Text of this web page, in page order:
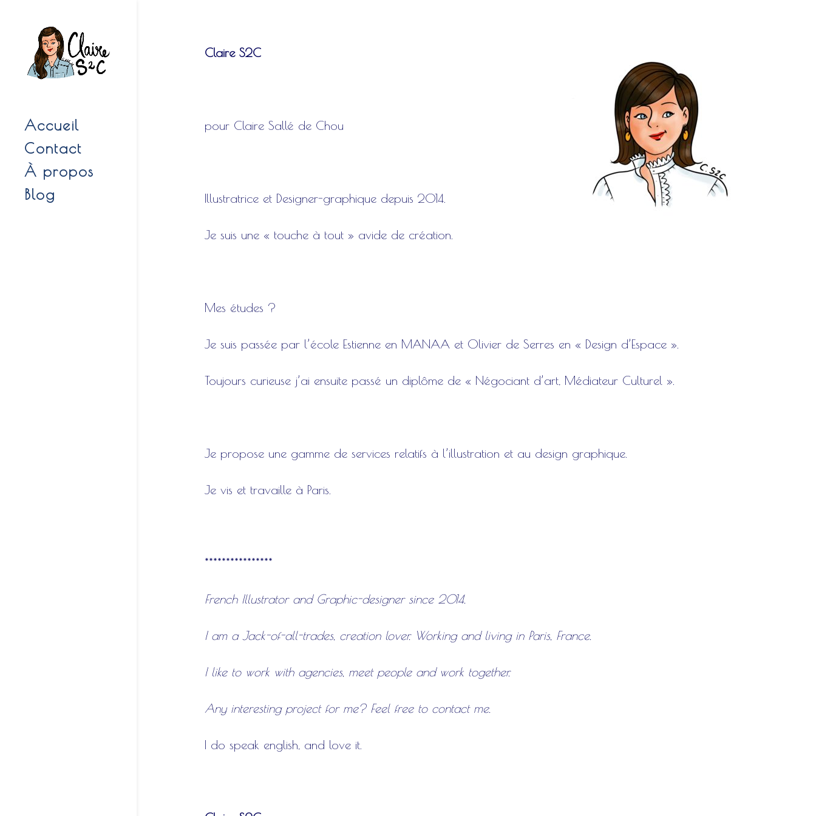
Accueil
Contact
À propos
Blog
Claire S2C
pour Claire Sallé de Chou
Illustratrice et Designer-graphique depuis 2014.
Je suis une « touche à tout » avide de création.
Mes études ?
Je suis passée par l’école Estienne en MANAA et Olivier de Serres en « Design d’Espace ».
Toujours curieuse j’ai ensuite passé un diplôme de « Négociant d’art, Médiateur Culturel ».
Je propose une gamme de services relatifs à l’illustration et au design graphique.
Je vis et travaille à Paris.
****************
French Illustrator and Graphic-designer since 2014.
I am a Jack-of-all-trades, creation lover. Working and living in Paris, France.
I like to work with agencies, meet people and work together.
Any interesting project for me? Feel free to contact me.
I do speak english, and love it.